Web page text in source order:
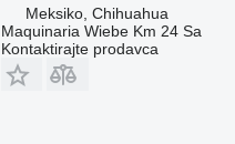
Meksiko, Chihuahua
Maquinaria Wiebe Km 24 Sa
Kontaktirajte prodavca